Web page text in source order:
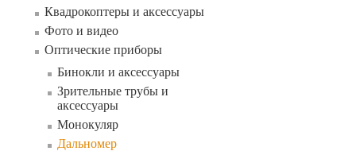
Квадрокоптеры и аксессуары
Фото и видео
Оптические приборы
Бинокли и аксессуары
Зрительные трубы и
аксессуары
Монокуляр
Дальномер